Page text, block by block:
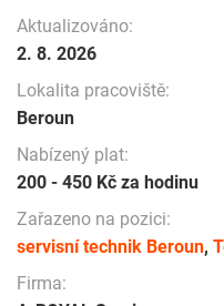
Aktualizováno:
2. 8. 2026
Lokalita pracoviště:
Beroun
Nabízený plat:
200 - 450 Kč za hodinu
Zařazeno na pozici:
servisní technik Beroun,
Firma: